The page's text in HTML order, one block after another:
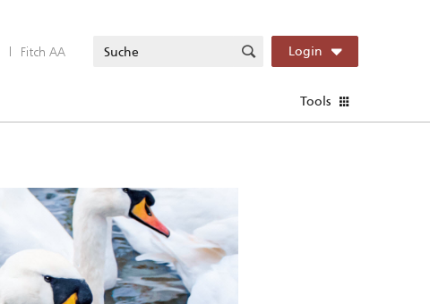
| Fitch AA Login
Tools